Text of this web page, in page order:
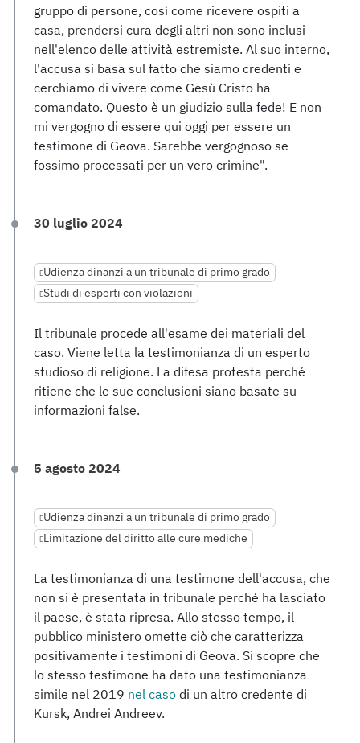
gruppo di persone, così come ricevere ospiti a
casa, prendersi cura degli altri non sono inclusi
nell'elenco delle attività estremiste. Al suo interno,
l'accusa si basa sul fatto che siamo credenti e
cerchiamo di vivere come Gesù Cristo ha
comandato. Questo è un giudizio sulla fede! E non
mi vergogno di essere qui oggi per essere un
testimone di Geova. Sarebbe vergognoso se
fossimo processati per un vero crimine".
30 luglio 2024
Udienza dinanzi a un tribunale di primo grado
Studi di esperti con violazioni
Il tribunale procede all'esame dei materiali del
caso. Viene letta la testimonianza di un esperto
studioso di religione. La difesa protesta perché
ritiene che le sue conclusioni siano basate su
informazioni false.
5 agosto 2024
Udienza dinanzi a un tribunale di primo grado
Limitazione del diritto alle cure mediche
La testimonianza di una testimone dell'accusa, che
non si è presentata in tribunale perché ha lasciato
il paese, è stata ripresa. Allo stesso tempo, il
pubblico ministero omette ciò che caratterizza
positivamente i testimoni di Geova. Si scopre che
lo stesso testimone ha dato una testimonianza
simile nel 2019 nel caso di un altro credente di
Kursk, Andrei Andreev.